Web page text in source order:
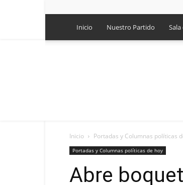
Inicio Nuestro Partido
Inicio Portadas y Columnas políticas
Portadas y Columnas políticas de hoy
Abre